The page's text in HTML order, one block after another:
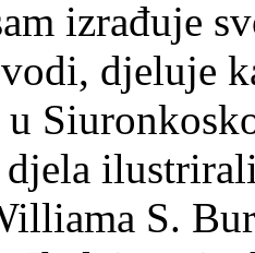
izrađuje
djeluje
S.